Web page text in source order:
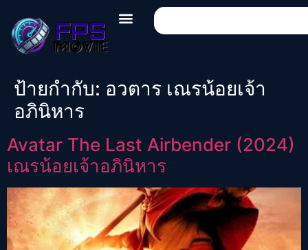
ป้ายกำกับ: อวตาร เณรน้อยเจ้า
อภินิหาร
Avatar The Last Airbender (2024)
เณรน้อยเจ้าอภินิหาร